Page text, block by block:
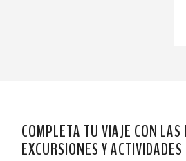
COMPLETA TU VIAJE CON LAS
EXCURSIONES Y ACTIVIDADES